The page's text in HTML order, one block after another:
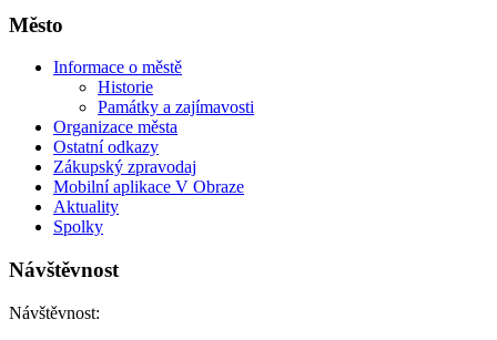
Město
Informace o městě
Historie
Památky a zajímavosti
Organizace města
Ostatní odkazy
Zákupský zpravodaj
Mobilní aplikace V Obraze
Aktuality
Spolky
Návštěvnost
Návštěvnost: